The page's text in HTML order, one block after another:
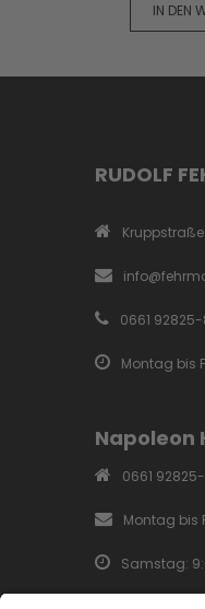
IN DEN
RUDOLF
0661
Montag bis
Napoleon
0661
Montag bis
Samstag: